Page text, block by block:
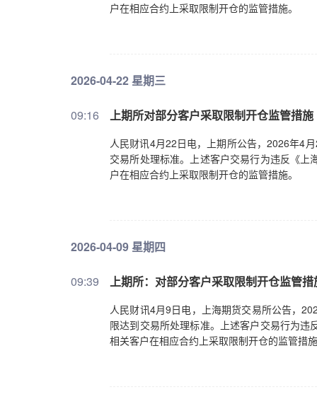
户在相应合约上采取限制开仓的监管措施。
2026-04-22 星期三
09:16 上期所对部分客户采取限制开仓监管措施
人民财讯4月22日电，上期所公告，2026年4
交易所处理标准。上述客户交易行为违反《
户在相应合约上采取限制开仓的监管措施。
2026-04-09 星期四
09:39 上期所：对部分客户采取限制开仓监管措
人民财讯4月9日电，上海期货交易所公告，
限达到交易所处理标准。上述客户交易行为
相关客户在相应合约上采取限制开仓的监管措